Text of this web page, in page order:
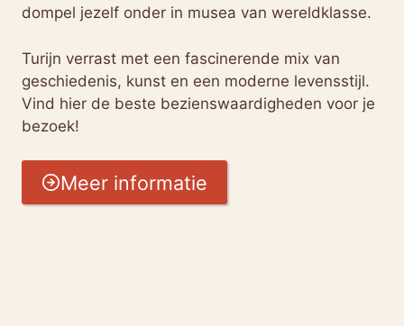
dompel jezelf onder in musea van wereldklasse.
Turijn verrast met een fascinerende mix van
geschiedenis, kunst en een moderne levensstijl.
Vind hier de beste bezienswaardigheden voor je
bezoek!
Meer informatie